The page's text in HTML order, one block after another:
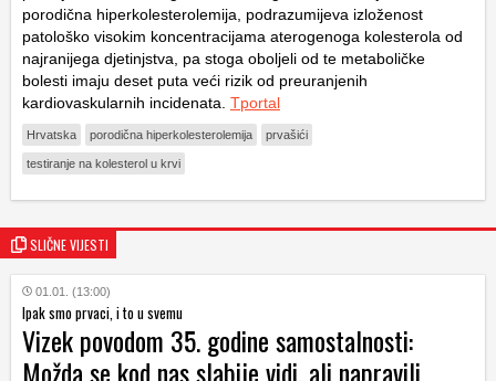
porodična hiperkolesterolemija, podrazumijeva izloženost
patološko visokim koncentracijama aterogenoga kolesterola od
najranijega djetinjstva, pa stoga oboljeli od te metaboličke
bolesti imaju deset puta veći rizik od preuranjenih
kardiovaskularnih incidenata. Tportal
Hrvatska porodična hiperkolesterolemija prvašići
testiranje na kolesterol u krvi
SLIČNE VIJESTI
01.01. (13:00)
Ipak smo prvaci, i to u svemu
Vizek povodom 35. godine samostalnosti:
Možda se kod nas slabije vidi, ali napravili